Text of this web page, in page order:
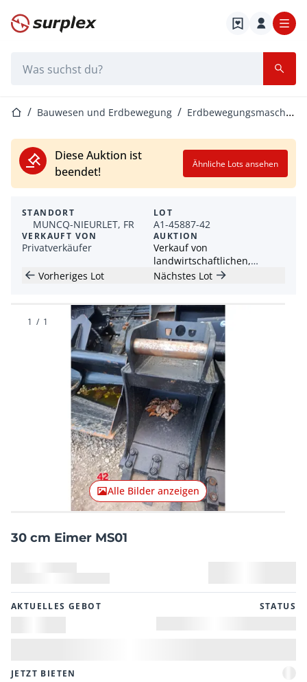
Startseite
StartseiteBauwesen und Erdbewegung Erdbewegungsmaschinen
Diese Auktion ist
beendet!
Ähnliche Lots ansehen
STANDORT
MUNCQ-NIEURLET, FR
VERKAUFT VON
Privatverkäufer
LOT
A1-45887-42
AUKTION
Verkauf von
landwirtschaftlichen,
Erdbewegungs-, Logistik-,
Vorheriges Lot Nächstes Lot
Alle Bilder anzeigen
1 / 1
30 cm Eimer MS01
AKTUELLES GEBOT STATUS
JETZT BIETEN